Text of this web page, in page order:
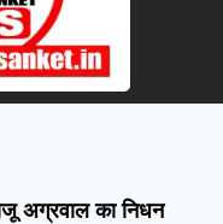
अग्रवाल का निधन